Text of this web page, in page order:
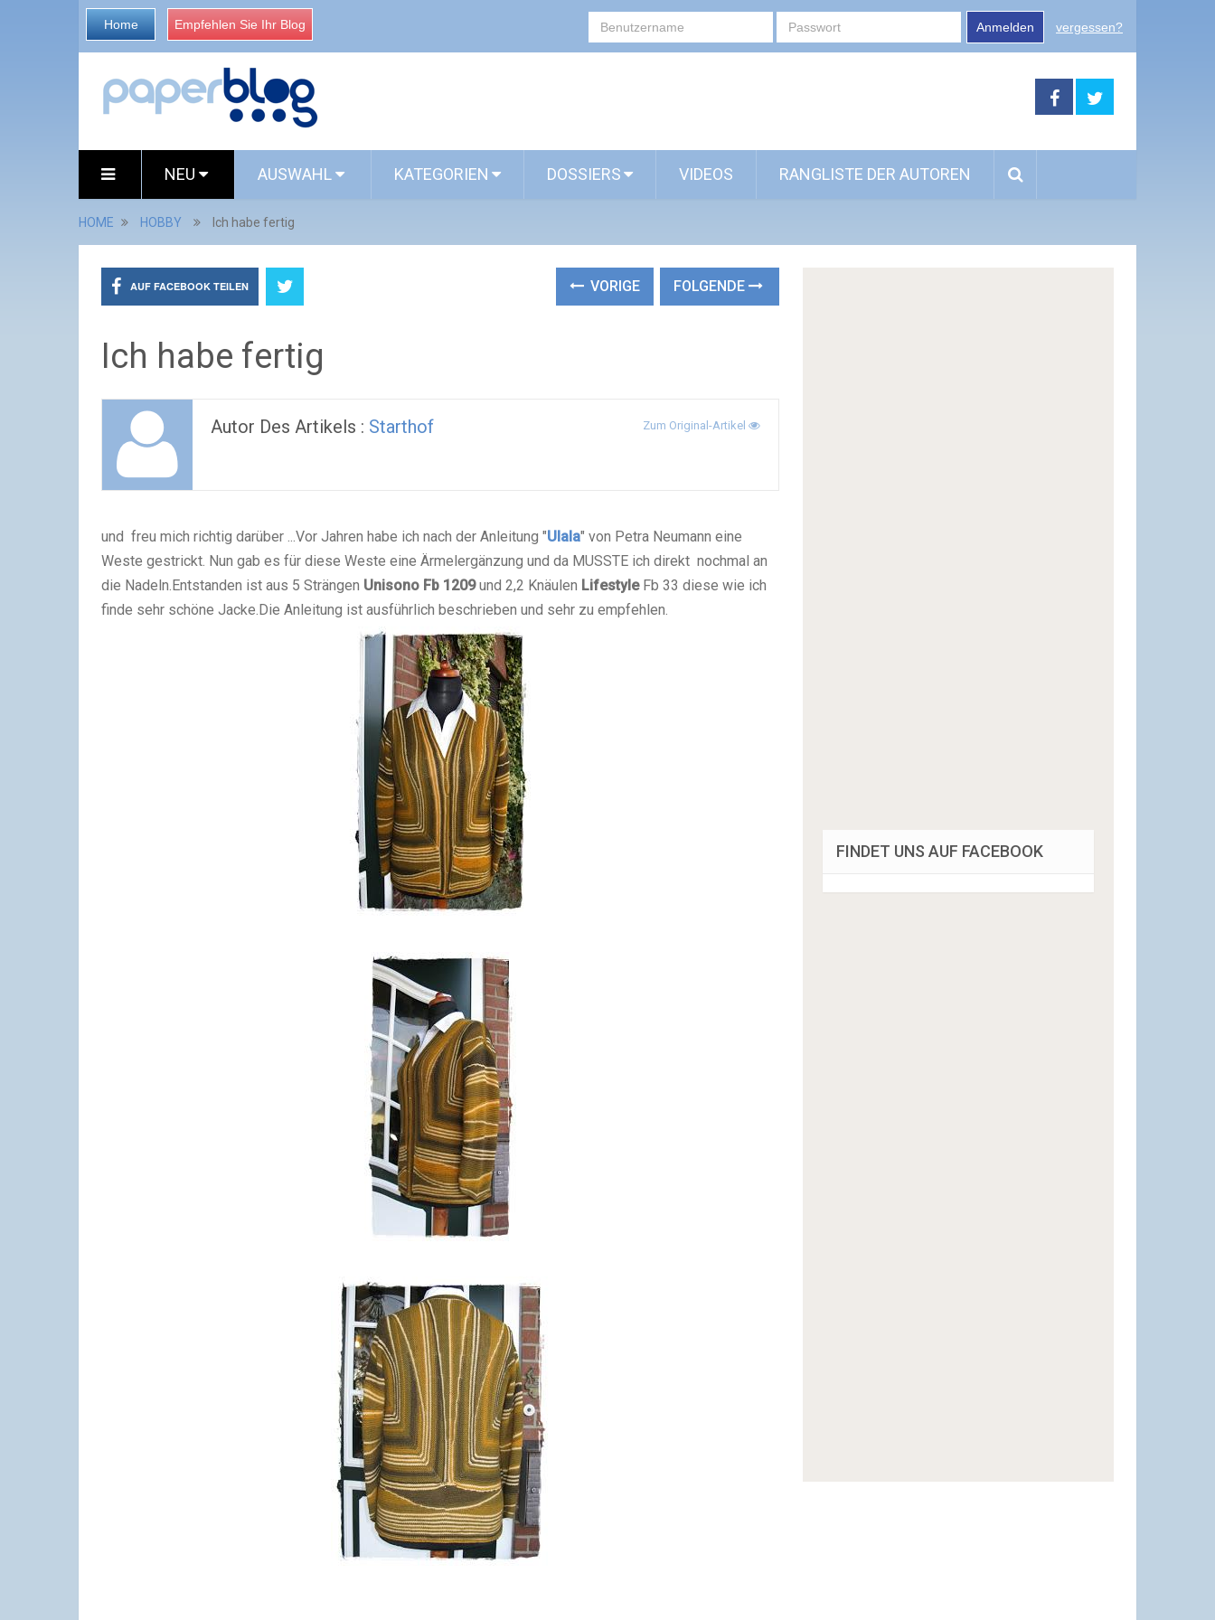
Home Empfehlen Sie Ihr Blog Anmelden vergessen?
NEU AUSWAHL KATEGORIEN DOSSIERS VIDEOS RANGLISTE DER AUTOREN
HOME HOBBY Ich habe fertig
AUF FACEBOOK TEILEN VORIGE FOLGENDE
Ich habe fertig
Autor Des Artikels : Starthof Zum Original-Artikel
und freu mich richtig darüber ...Vor Jahren habe ich nach der Anleitung "Ulala" von Petra Neumann eine
Weste gestrickt. Nun gab es für diese Weste eine Ärmelergänzung und da MUSSTE ich direkt nochmal an
die Nadeln.Entstanden ist aus 5 Strängen Unisono Fb 1209und 2,2 Knäulen LifestyleFb 33 diese wie ich
finde sehr schöne Jacke.Die Anleitung ist ausführlich beschrieben und sehr zu empfehlen.
FINDET UNS AUF FACEBOOK